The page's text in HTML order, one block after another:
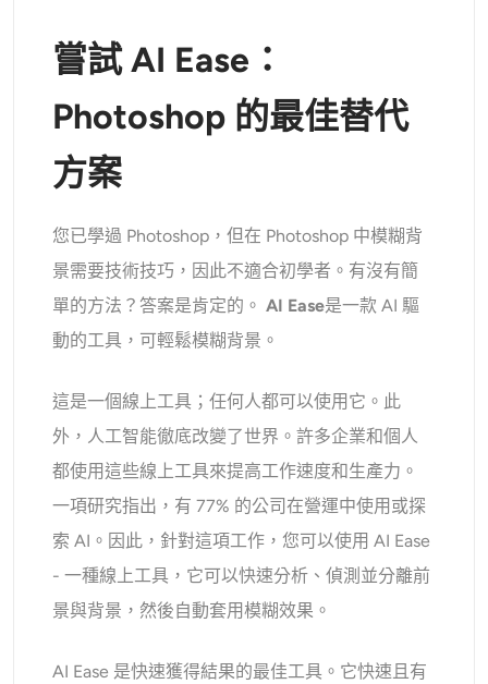
嘗試 AI Ease：
Photoshop 的最佳替代
方案
您已學過 Photoshop，但在 Photoshop 中模糊背
景需要技術技巧，因此不適合初學者。有沒有簡
單的方法？答案是肯定的。AI Ease是一款 AI 驅
動的工具，可輕鬆模糊背景。
這是一個線上工具；任何人都可以使用它。此
外，人工智能徹底改變了世界。許多企業和個人
都使用這些線上工具來提高工作速度和生產力。
一項研究指出，有 77% 的公司在營運中使用或探
索 AI。因此，針對這項工作，您可以使用 AI Ease
- 一種線上工具，它可以快速分析、偵測並分離前
景與背景，然後自動套用模糊效果。
AI Ease 是快速獲得結果的最佳工具。它快速且有